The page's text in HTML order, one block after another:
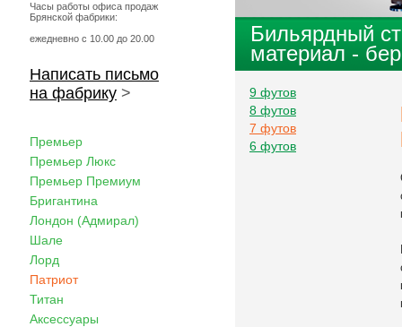
Бильярдный
материал -
9 футов
8 футов
7 футов
6 футов
Часы работы офиса продаж
Брянской фабрики:
ежедневно с 10.00 до 20.00
Написать письмо
на фабрику >
Премьер
Премьер Люкс
Премьер Премиум
Бригантина
Лондон (Адмирал)
Шале
Лорд
Патриот
Титан
Аксессуары